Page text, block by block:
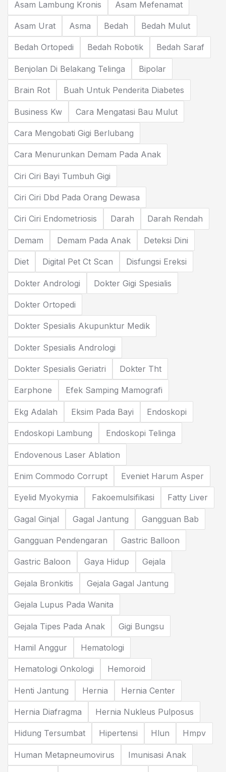
Asam Lambung Kronis Asam Mefenamat
Asam Urat Asma Bedah Bedah Mulut
Bedah Ortopedi Bedah Robotik Bedah Saraf
Benjolan Di Belakang Telinga Bipolar
Brain Rot Buah Untuk Penderita Diabetes
Business Kw Cara Mengatasi Bau Mulut
Cara Mengobati Gigi Berlubang
Cara Menurunkan Demam Pada Anak
Ciri Ciri Bayi Tumbuh Gigi
Ciri Ciri Dbd Pada Orang Dewasa
Ciri Ciri Endometriosis Darah Darah Rendah
Demam Demam Pada Anak Deteksi Dini
Diet Digital Pet Ct Scan Disfungsi Ereksi
Dokter Andrologi Dokter Gigi Spesialis
Dokter Ortopedi
Dokter Spesialis Akupunktur Medik
Dokter Spesialis Andrologi
Dokter Spesialis Geriatri Dokter Tht
Earphone Efek Samping Mamografi
Ekg Adalah Eksim Pada Bayi Endoskopi
Endoskopi Lambung Endoskopi Telinga
Endovenous Laser Ablation
Enim Commodo Corrupt Eveniet Harum Asper
Eyelid Myokymia Fakoemulsifikasi Fatty Liver
Gagal Ginjal Gagal Jantung Gangguan Bab
Gangguan Pendengaran Gastric Balloon
Gastric Baloon Gaya Hidup Gejala
Gejala Bronkitis Gejala Gagal Jantung
Gejala Lupus Pada Wanita
Gejala Tipes Pada Anak Gigi Bungsu
Hamil Anggur Hematologi
Hematologi Onkologi Hemoroid
Henti Jantung Hernia Hernia Center
Hernia Diafragma Hernia Nukleus Pulposus
Hidung Tersumbat Hipertensi Hlun Hmpv
Human Metapneumovirus Imunisasi Anak